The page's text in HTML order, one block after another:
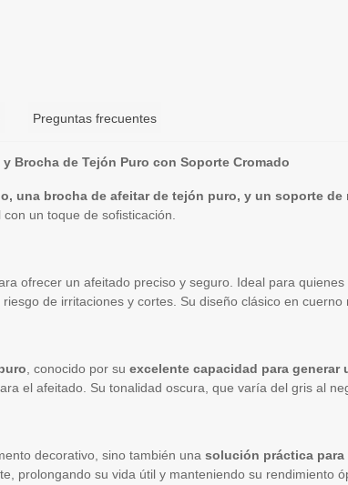
Preguntas frecuentes
Brocha de Tejón Puro con Soporte Cromado
una brocha de afeitar de tejón puro, y un soporte de
un toque de sofisticación.
ofrecer un afeitado preciso y seguro. Ideal para quienes
de irritaciones y cortes. Su diseño clásico en
, conocido por su excelente capacidad para generar
el afeitado. Su tonalidad oscura, que varía del gris al
decorativo, sino también una solución práctica
prolongando su vida útil y manteniendo su rendimiento